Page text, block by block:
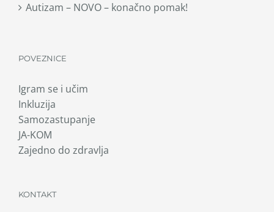
Autizam – NOVO – konačno pomak!
POVEZNICE
Igram se i učim
Inkluzija
Samozastupanje
JA-KOM
Zajedno do zdravlja
KONTAKT